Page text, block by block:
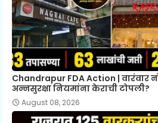
Chandrapur FDA Action | वारंवार
अन्नसुरक्षा नियमांना केराची टोपली?
August 08, 2026